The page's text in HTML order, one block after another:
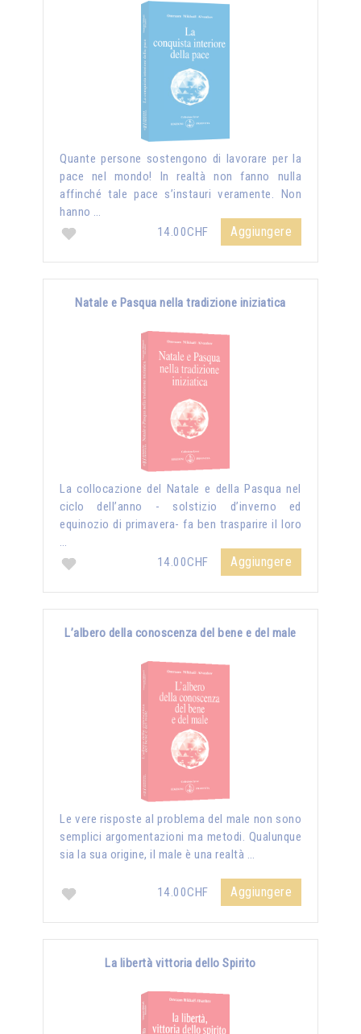
Quante persone sostengono di lavorare per la
pace nel mondo! In realtà non fanno nulla
affinché tale pace s’instauri veramente. Non
hanno …
14.00CHF
Aggiungere
Natale e Pasqua nella tradizione iniziatica
La collocazione del Natale e della Pasqua nel
ciclo dell’anno - solstizio d’inverno ed
equinozio di primavera- fa ben trasparire il loro
…
14.00CHF
Aggiungere
L’albero della conoscenza del bene e del male
Le vere risposte al problema del male non sono
semplici argomentazioni ma metodi. Qualunque
sia la sua origine, il male è una realtà …
14.00CHF Aggiungere
La libertà vittoria dello Spirito